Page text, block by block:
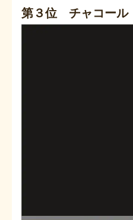
第３位 チャコール